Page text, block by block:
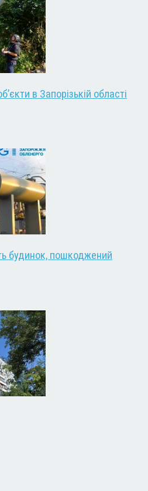
в Запорізькій області
будинок, пошкоджений